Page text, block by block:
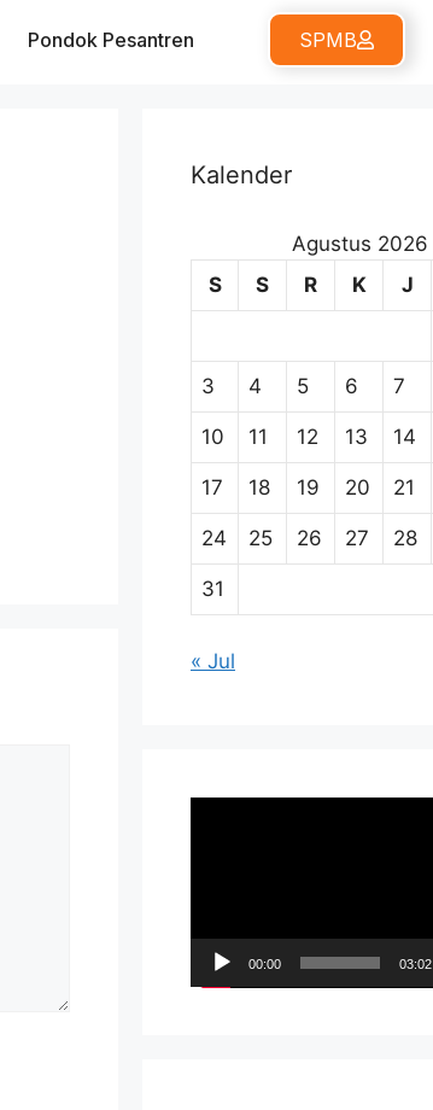
Pondok Pesantren SPMB
Kalender
Agustus 2026
S
S R K J
3 4 5 6 7
10 11 12 13 14
17 18 19 20 21
24 25 26 27 28
31
« Jul
00:00 03:02